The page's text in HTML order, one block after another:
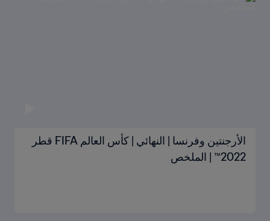
الأرجنتين وفرنسا | النهائي | كأس العالم FIFA قطر
2022™ | الملخص